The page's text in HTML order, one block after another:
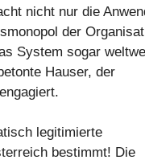
nicht nur die
der
System sogar
Hauser, der
legitimierte
bestimmt! Die